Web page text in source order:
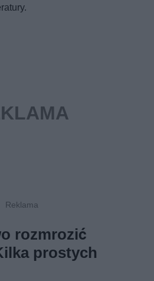
rozmrozić
prostych